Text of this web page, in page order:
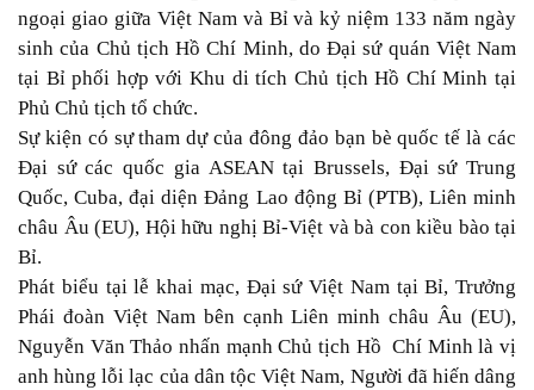
ngoại giao giữa Việt Nam và Bỉ và kỷ niệm 133 năm ngày
sinh của Chủ tịch Hồ Chí Minh, do Đại sứ quán Việt Nam
tại Bỉ phối hợp với Khu di tích Chủ tịch Hồ Chí Minh tại
Phủ Chủ tịch tổ chức.
Sự kiện có sự tham dự của đông đảo bạn bè quốc tế là các
Đại sứ các quốc gia ASEAN tại Brussels, Đại sứ Trung
Quốc, Cuba, đại diện Đảng Lao động Bỉ (PTB), Liên minh
châu Âu (EU), Hội hữu nghị Bỉ-Việt và bà con kiều bào tại
Bỉ.
Phát biểu tại lễ khai mạc, Đại sứ Việt Nam tại Bỉ, Trưởng
Phái đoàn Việt Nam bên cạnh Liên minh châu Âu (EU),
Nguyễn Văn Thảo nhấn mạnh Chủ tịch Hồ Chí Minh là vị
anh hùng lỗi lạc của dân tộc Việt Nam, Người đã hiến dâng